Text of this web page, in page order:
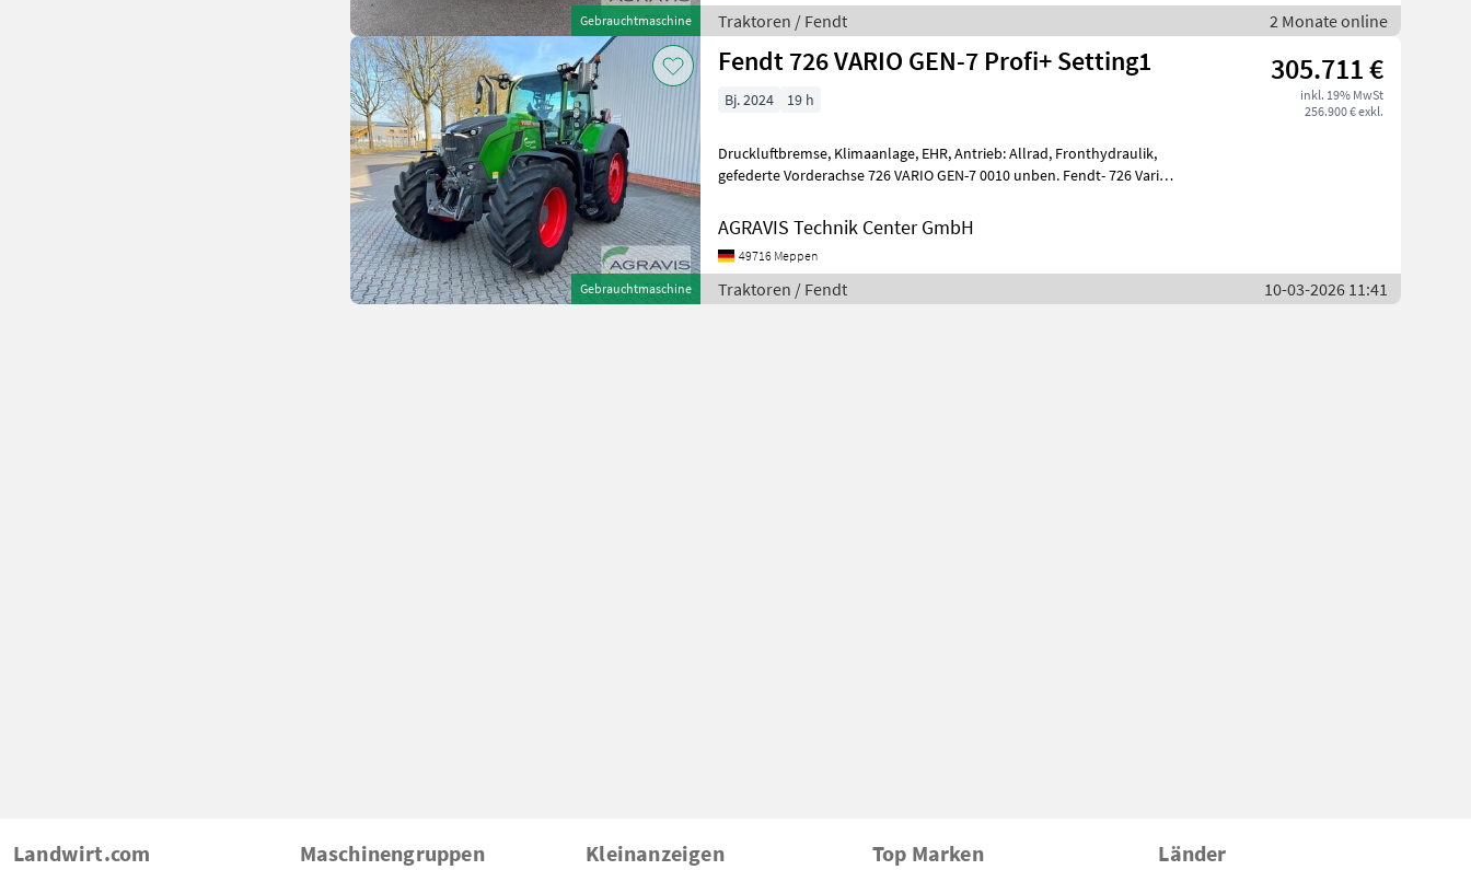
Gebrauchtmaschine Traktoren / Fendt 2 Monate online
Gebrauchtmaschine
Fendt 726 VARIO GEN-7 Profi+ Setting1 305.711 €
inkl. 19% MwSt
256.900 € exkl.
Bj. 2024 19 h
Druckluftbremse, Klimaanlage, EHR, Antrieb: Allrad, Fronthydraulik,
gefederte Vorderachse 726 VARIO GEN-7 0010 unben. Fendt- 726 Vario
AGRAVIS Technik Center GmbH
49716 Meppen
Traktoren / Fendt 10-03-2026 11:41
Landwirt.com Maschinengruppen Kleinanzeigen Top Marken Länder